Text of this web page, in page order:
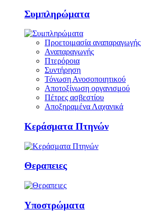
Συμπληρώματα
Προετοιμασία αναπαραγωγής
Αναπαραγωγής
Πτερόροια
Συντήρηση
Τόνωση Ανοσοποιητικού
Αποτοξίνωση οργανισμού
Πέτρες ασβεστίου
Αποξηραμένα Λαχανικά
Κεράσματα Πτηνών
Θεραπειες
Υποστρώματα